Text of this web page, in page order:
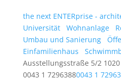
the next ENTERprise -
Universität
Wohnanlage
Umbau und Sanierung
Einfamilienhaus
Ausstellungsstraße 5/2
0043 1 72963880043 1